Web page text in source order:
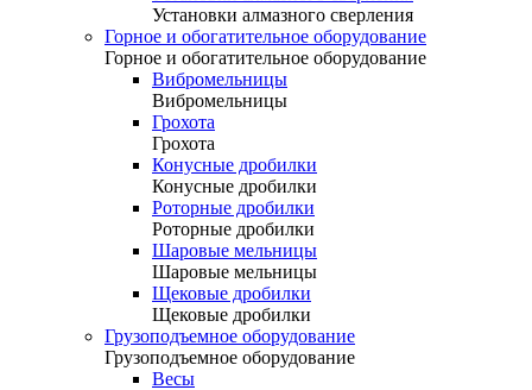
Установки алмазного сверления
Горное и обогатительное оборудование
Горное и обогатительное оборудование
Вибромельницы
Вибромельницы
Грохота
Грохота
Конусные дробилки
Конусные дробилки
Роторные дробилки
Роторные дробилки
Шаровые мельницы
Шаровые мельницы
Щековые дробилки
Щековые дробилки
Грузоподъемное оборудование
Грузоподъемное оборудование
Весы